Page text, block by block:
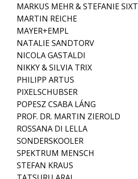
MARKUS MEHR & STEFANIE SIXT
MARTIN REICHE
MAYER+EMPL
NATALIE SANDTORV
NICOLA GASTALDI
NIKKY & SILVIA TRIX
PHILIPP ARTUS
PIXELSCHUBSER
POPESZ CSABA LÁNG
PROF. DR. MARTIN ZIEROLD
ROSSANA DI LELLA
SONDERSKOOLER
SPEKTRUM MENSCH
STEFAN KRAUS